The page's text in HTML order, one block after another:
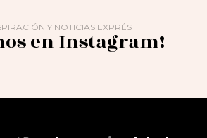
Y NOTICIAS EXPRÉS
en Instagram!